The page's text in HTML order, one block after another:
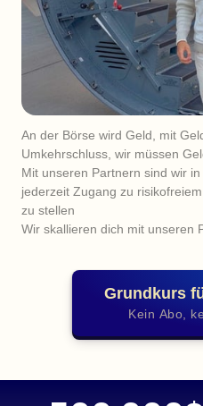
An der Börse wird Geld, mit
Umkehrschluss, wir müssen
Mit unseren Partnern sind wir
jederzeit Zugang zu
zu stellen
Wir skallieren dich mit unseren
Grundkurs
Kein Abo,